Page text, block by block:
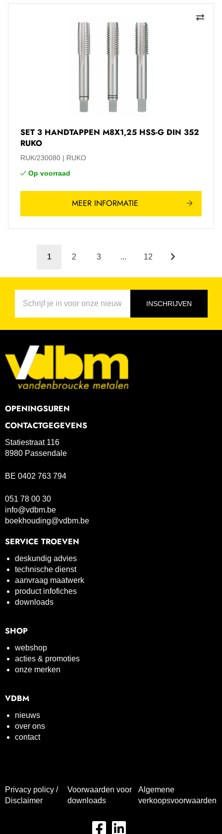
SET 3 HANDTAPPEN M8X1,25 HSS-G DIN 352
RUKO
RUK/230080
RUKO
Op voorraad
MEER INFORMATIE
1 2 3 ... 12
INSCHRIJVEN
OPENINGSUREN
CONTACTGEGEVENS
Statiestraat 116
8980 Passendale
BE 0402 763 794
051 78 00 30
info@vdbm.be
boekhouding@vdbm.be
SERVICE TROEVEN
deskundig advies
technische dienst
aanvraag maatwerk
product infofiches
downloads
SHOP
webshop
acties & promoties
onze merken
VDBM
nieuws
over ons
contact
Privacy policy /
Disclaimer
Voorwaarden voor
downloads
Algemene
verkoopsvoorwaarden